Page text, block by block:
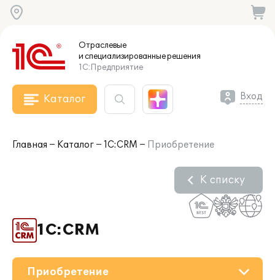
Отраслевые
и специализированныерешения
1С:Предприятие
Каталог Вход
Главная Каталог 1С:CRM Приобретение
1С:CRM
К списку
Приобретение